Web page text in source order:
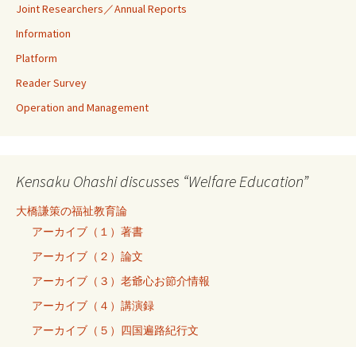
Joint Researchers／Annual Reports
Information
Platform
Reader Survey
Operation and Management
Kensaku Ohashi discusses “Welfare Education”
大橋謙策の福祉教育論
アーカイブ（１）著書
アーカイブ（２）論文
アーカイブ（３）老爺心お節介情報
アーカイブ（４）講演録
アーカイブ（５）四国遍路紀行文